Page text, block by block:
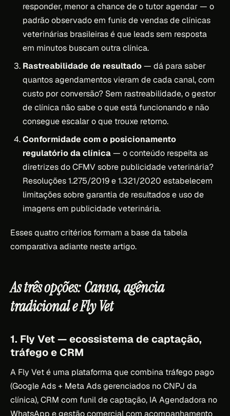
responder, menor a chance de o tutor agendar — o
padrão observado em funis de vendas de clínicas
veterinárias brasileiras é que leads sem resposta
em minutos buscam outra clínica.
Rastreabilidade de resultado— dá para saber
quantos agendamentos vieram de cada canal, com
custo por conversão? Sem rastreabilidade, o gestor
de clínica não sabe o que está funcionando e não
consegue escalar o que trouxe retorno.
Conformidade com o posicionamento
regulatório da clínica— o conteúdo respeita as
diretrizes do CFMV sobre publicidade veterinária?
Resoluções 1.275/2019 e 1.321/2020 estabelecem
limitações sobre garantia de resultados e uso de
imagens em publicidade veterinária.
Esses quatro critérios formam a base da tabela
comparativa adiante neste artigo.
As três opções: Canva, agência
tradicional e Fly Vet
1. Fly Vet — ecossistema de captação,
tráfego e CRM
A Fly Vet é uma plataforma que combina tráfego pago
(Google Ads + Meta Ads gerenciados no CNPJ da
clínica), CRM com funil de captação, IA Agendadora no
WhatsApp e gestão comercial com acompanhamento